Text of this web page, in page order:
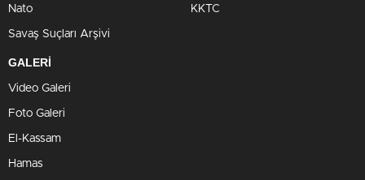
Nato
Savaş Suçları Arşivi
KKTC
GALERİ
Video Galeri
Foto Galeri
El-Kassam
Hamas